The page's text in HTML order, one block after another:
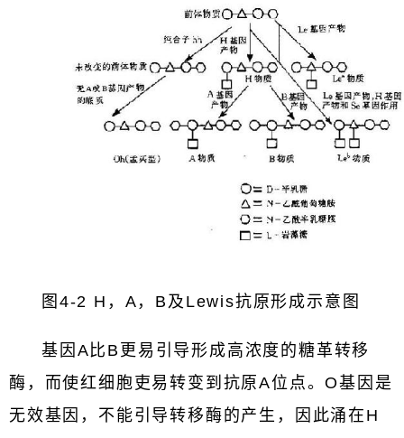
图4-2 H，A，B及Lewis抗原形成示意图
基因A比B更易引导形成高浓度的糖革转移
酶，而使红细胞吏易转变到抗原A位点。O基因是
无效基因，不能引导转移酶的产生，因此涌在H